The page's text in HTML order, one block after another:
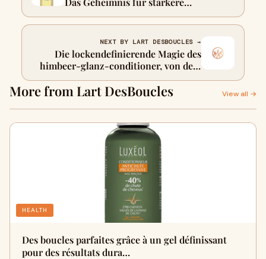
Haarwurzeln
NEXT BY LART DESBOUCLES →
Die lockendefinierende Magie des
himbeer-glanz-conditioner, von dem
Sie nicht wussten, dass Sie ihn
brauchen
More from Lart DesBoucles View all →
HEALTH
Des boucles parfaites grâce à un gel définissant
pour des résultats dura…